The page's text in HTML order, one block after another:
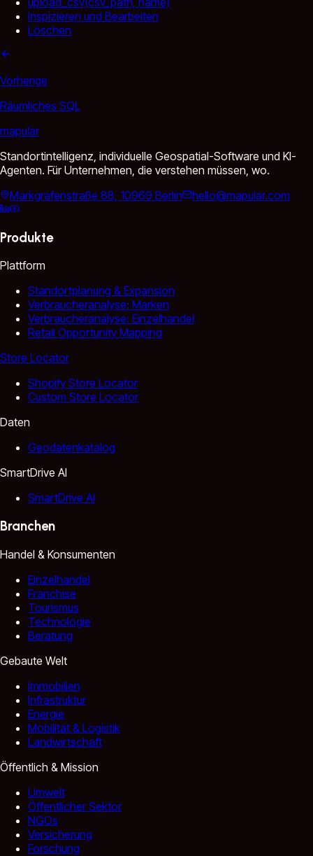
Inspizieren und Bearbeiten
Löschen
Vorherige
Räumliches SQL
mapular
Standortintelligenz, individuelle Geospatial-Software und KI-
Agenten. Für Unternehmen, die verstehen müssen, wo.
Markgrafenstraße 88, 10969 Berlin
hello@mapular.com
Produkte
Plattform
Standortplanung & Expansion
Verbraucheranalyse: Marken
Verbraucheranalyse: Einzelhandel
Retail Opportunity Mapping
Store Locator
Shopify Store Locator
Custom Store Locator
Daten
Geodatenkatalog
SmartDrive AI
SmartDrive AI
Branchen
Handel & Konsumenten
Einzelhandel
Franchise
Tourismus
Technologie
Beratung
Gebaute Welt
Immobilien
Infrastruktur
Energie
Mobilität & Logistik
Landwirtschaft
Öffentlich & Mission
Umwelt
Öffentlicher Sektor
NGOs
Versicherung
Forschung